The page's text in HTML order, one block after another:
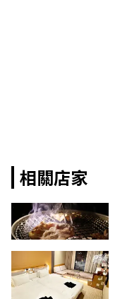
相關店家